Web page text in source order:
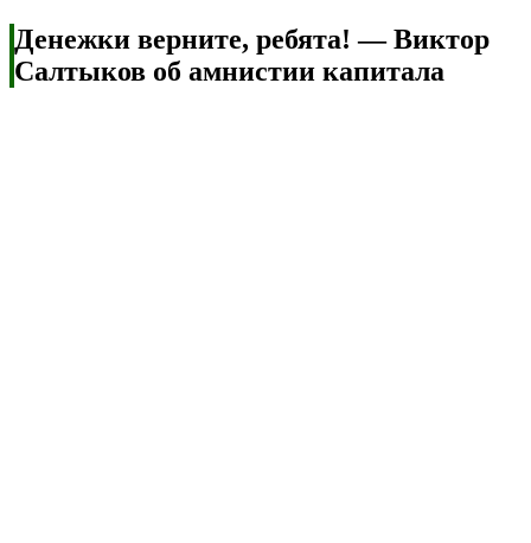
Денежки верните, ребята! — Виктор
Салтыков об амнистии капитала